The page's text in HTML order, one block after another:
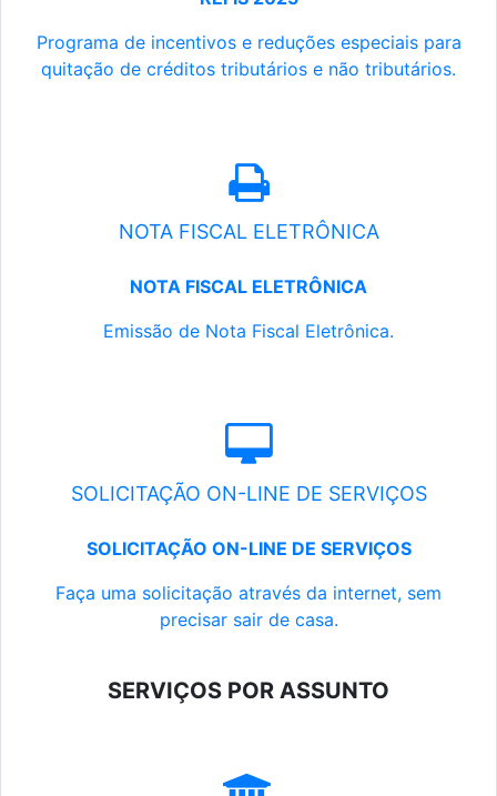
Programa de incentivos e reduções especiais para
quitação de créditos tributários e não tributários.
NOTA FISCAL ELETRÔNICA
NOTA FISCAL ELETRÔNICA
Emissão de Nota Fiscal Eletrônica.
SOLICITAÇÃO ON-LINE DE SERVIÇOS
SOLICITAÇÃO ON-LINE DE SERVIÇOS
Faça uma solicitação através da internet, sem
precisar sair de casa.
SERVIÇOS POR ASSUNTO